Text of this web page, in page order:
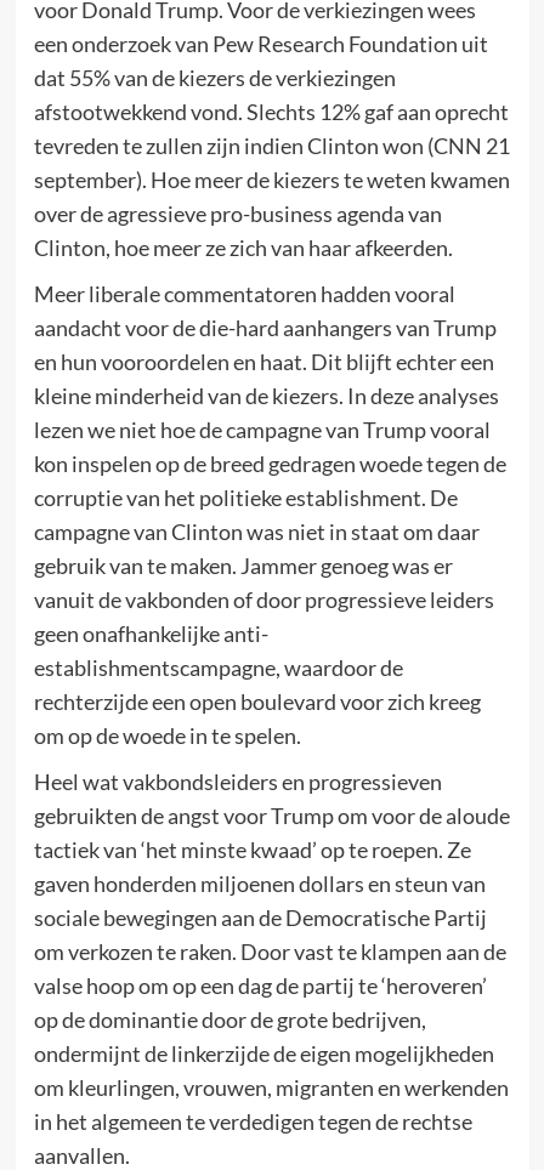
voor Donald Trump. Voor de verkiezingen wees
een onderzoek van Pew Research Foundation uit
dat 55% van de kiezers de verkiezingen
afstootwekkend vond. Slechts 12% gaf aan oprecht
tevreden te zullen zijn indien Clinton won (CNN 21
september). Hoe meer de kiezers te weten kwamen
over de agressieve pro-business agenda van
Clinton, hoe meer ze zich van haar afkeerden.
Meer liberale commentatoren hadden vooral
aandacht voor de die-hard aanhangers van Trump
en hun vooroordelen en haat. Dit blijft echter een
kleine minderheid van de kiezers. In deze analyses
lezen we niet hoe de campagne van Trump vooral
kon inspelen op de breed gedragen woede tegen de
corruptie van het politieke establishment. De
campagne van Clinton was niet in staat om daar
gebruik van te maken. Jammer genoeg was er
vanuit de vakbonden of door progressieve leiders
geen onafhankelijke anti-
establishmentscampagne, waardoor de
rechterzijde een open boulevard voor zich kreeg
om op de woede in te spelen.
Heel wat vakbondsleiders en progressieven
gebruikten de angst voor Trump om voor de aloude
tactiek van ‘het minste kwaad’ op te roepen. Ze
gaven honderden miljoenen dollars en steun van
sociale bewegingen aan de Democratische Partij
om verkozen te raken. Door vast te klampen aan de
valse hoop om op een dag de partij te ‘heroveren’
op de dominantie door de grote bedrijven,
ondermijnt de linkerzijde de eigen mogelijkheden
om kleurlingen, vrouwen, migranten en werkenden
in het algemeen te verdedigen tegen de rechtse
aanvallen.